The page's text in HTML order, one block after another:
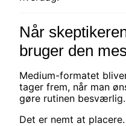
Når
bruger den
Medium-formatet
tager frem, når man
gøre rutinen besværlig.
Det er nemt at placere.